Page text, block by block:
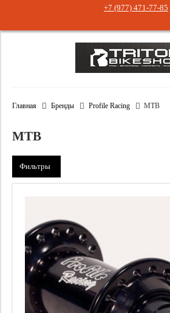
+7 (977) 471-77-85
Главная Бренды Profile Racing MTB
MTB
Фильтры
MTB
Применить
Profile Racing
Применить
Категория
Задняя втулка
Передняя втулка
Цена
16 289